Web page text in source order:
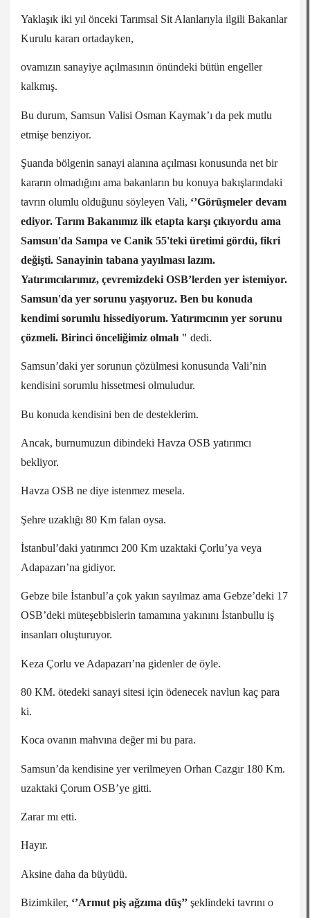
Yaklaşık iki yıl önceki Tarımsal Sit Alanlarıyla ilgili Bakanlar
Kurulu kararı ortadayken,
ovamızın sanayiye açılmasının önündeki bütün engeller
kalkmış.
Bu durum, Samsun Valisi Osman Kaymak’ı da pek mutlu
etmişe benziyor.
Şuanda bölgenin sanayi alanına açılması konusunda net bir
kararın olmadığını ama bakanların bu konuya bakışlarındaki
tavrın olumlu olduğunu söyleyen Vali, ‘’Görüşmeler devam
ediyor. Tarım Bakanımız ilk etapta karşı çıkıyordu ama
Samsun'da Sampa ve Canik 55'teki üretimi gördü, fikri
değişti. Sanayinin tabana yayılması lazım.
Yatırımcılarımız, çevremizdeki OSB’lerden yer istemiyor.
Samsun'da yer sorunu yaşıyoruz. Ben bu konuda
kendimi sorumlu hissediyorum. Yatırımcının yer sorunu
çözmeli. Birinci önceliğimiz olmalı " dedi.
Samsun’daki yer sorunun çözülmesi konusunda Vali’nin
kendisini sorumlu hissetmesi olmuludur.
Bu konuda kendisini ben de desteklerim.
Ancak, burnumuzun dibindeki Havza OSB yatırımcı
bekliyor.
Havza OSB ne diye istenmez mesela.
Şehre uzaklığı 80 Km falan oysa.
İstanbul’daki yatırımcı 200 Km uzaktaki Çorlu’ya veya
Adapazarı’na gidiyor.
Gebze bile İstanbul’a çok yakın sayılmaz ama Gebze’deki 17
OSB’deki müteşebbislerin tamamına yakınını İstanbullu iş
insanları oluşturuyor.
Keza Çorlu ve Adapazarı’na gidenler de öyle.
80 KM. ötedeki sanayi sitesi için ödenecek navlun kaç para
ki.
Koca ovanın mahvına değer mi bu para.
Samsun’da kendisine yer verilmeyen Orhan Cazgır 180 Km.
uzaktaki Çorum OSB’ye gitti.
Zarar mı etti.
Hayır.
Aksine daha da büyüdü.
Bizimkiler, ‘’Armut piş ağzıma düş’’ şeklindeki tavrını o